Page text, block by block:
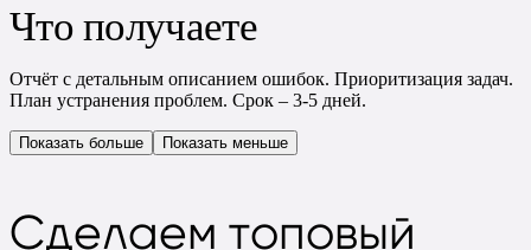
Что получаете
Отчёт с детальным описанием ошибок. Приоритизация задач.
План устранения проблем. Срок – 3-5 дней.
Показать больше Показать меньше
Сделаем топовый